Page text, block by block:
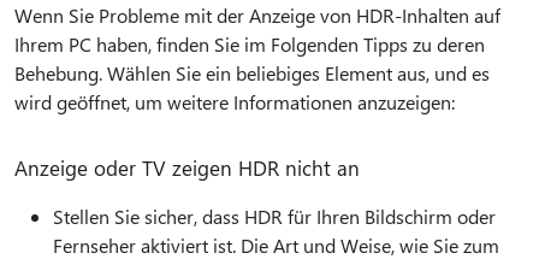
Wenn Sie Probleme mit der Anzeige von HDR-Inhalten auf
Ihrem PC haben, finden Sie im Folgenden Tipps zu deren
Behebung. Wählen Sie ein beliebiges Element aus, und es
wird geöffnet, um weitere Informationen anzuzeigen:
Anzeige oder TV zeigen HDR nicht an
Stellen Sie sicher, dass HDR für Ihren Bildschirm oder
Fernseher aktiviert ist. Die Art und Weise, wie Sie zum